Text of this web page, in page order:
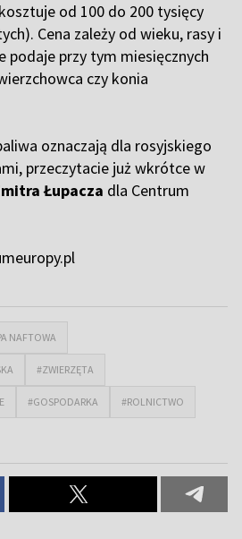
od 100 do 200 tysięcy
Cena zależy od wieku, rasy i
podaje przy tym miesięcznych
czy konia
oznaczają dla rosyjskiego
przeczytacie już wkrótce w
Łupacza dla Centrum
NAFTOWA
#ZWIERZĘTA
#GOSPODARKA #ROLNICTWO